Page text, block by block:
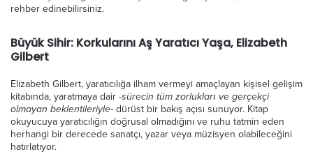
rehber edinebilirsiniz.
Büyük Sihir: Korkularını Aş Yaratıcı Yaşa, Elizabeth
Gilbert
Elizabeth Gilbert, yaratıcılığa ilham vermeyi amaçlayan kişisel gelişim
kitabında, yaratmaya dair -sürecin tüm zorlukları ve gerçekçi
olmayan beklentileriyle- dürüst bir bakış açısı sunuyor. Kitap
okuyucuya yaratıcılığın doğrusal olmadığını ve ruhu tatmin eden
herhangi bir derecede sanatçı, yazar veya müzisyen olabileceğini
hatırlatıyor.